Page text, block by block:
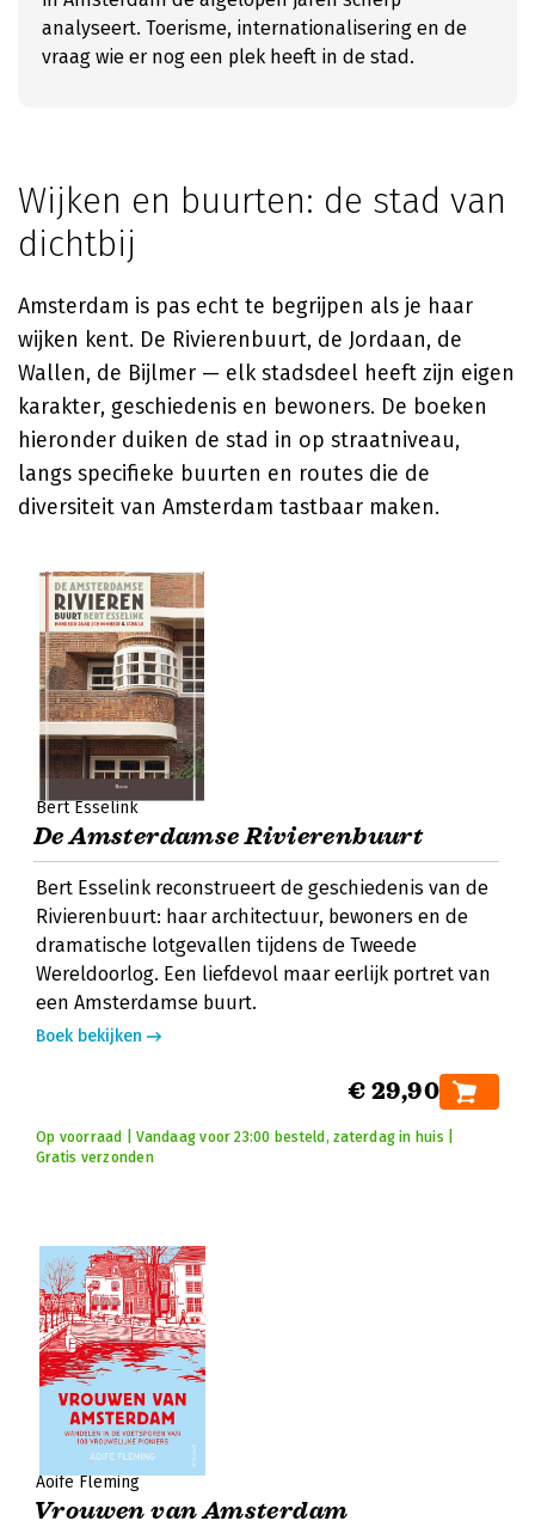
analyseert. Toerisme, internationalisering en de
vraag wie er nog een plek heeft in de stad.
Wijken en buurten: de stad van
dichtbij
Amsterdam is pas echt te begrijpen als je haar
wijken kent. De Rivierenbuurt, de Jordaan, de
Wallen, de Bijlmer — elk stadsdeel heeft zijn eigen
karakter, geschiedenis en bewoners. De boeken
hieronder duiken de stad in op straatniveau,
langs specifieke buurten en routes die de
diversiteit van Amsterdam tastbaar maken.
Bert Esselink
De Amsterdamse Rivierenbuurt
Bert Esselink reconstrueert de geschiedenis van de
Rivierenbuurt: haar architectuur, bewoners en de
dramatische lotgevallen tijdens de Tweede
Wereldoorlog. Een liefdevol maar eerlijk portret van
een Amsterdamse buurt.
Boek bekijken
€ 29,90
Op voorraad | Vandaag voor 23:00 besteld, zaterdag in huis |
Gratis verzonden
Aoife Fleming
Vrouwen van Amsterdam